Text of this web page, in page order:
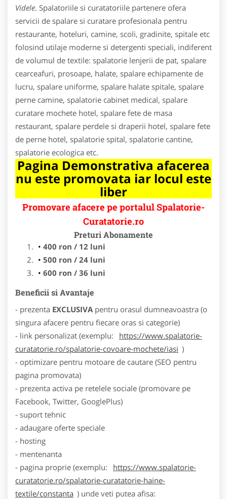
Videle. Spalatoriile si curatatoriile partenere ofera
servicii de spalare si curatare profesionala pentru
restaurante, hoteluri, camine, scoli, gradinite, spitale etc
folosind utilaje moderne si detergenti speciali, indiferent
de volumul de textile: spalatorie lenjerii de pat, spalare
cearceafuri, prosoape, halate, spalare echipamente de
lucru, spalare uniforme, spalare halate spitale, spalare
perne camine, spalatorie cabinet medical, spalare
curatare mochete hotel, spalare fete de masa
restaurant, spalare perdele si draperii hotel, spalare fete
de perne hotel, spalatorie spital, spalatorie cantine,
spalatorie ecologica etc.
Pagina Demonstrativa afacerea
nu este promovata iar locul este
liber
Promovare afacere pe portalul Spalatorie-
Curatatorie.ro
Preturi Abonamente
400 ron / 12 luni
500 ron / 24 luni
600 ron / 36 luni
Beneficii si Avantaje
- prezenta EXCLUSIVA pentru orasul dumneavoastra (o
singura afacere pentru fiecare oras si categorie)
- link personalizat (exemplu:
https://www.spalatorie-
curatatorie.ro/spalatorie-covoare-mochete/iasi )
- optimizare pentru motoare de cautare (SEO pentru
pagina promovata)
- prezenta activa pe retelele sociale (promovare pe
Facebook, Twitter, GooglePlus)
- suport tehnic
- adaugare oferte speciale
- hosting
- mentenanta
- pagina proprie (exemplu:
https://www.spalatorie-
curatatorie.ro/spalatorie-curatatorie-haine-
textile/constanta ) unde veti putea afisa: